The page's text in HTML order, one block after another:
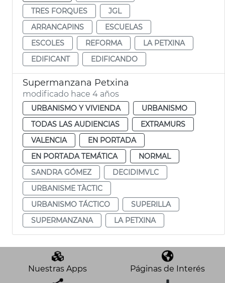
TRES FORQUES
JGL
ARRANCAPINS
ESCUELAS
ESCOLES
REFORMA
LA PETXINA
EDIFICANT
EDIFICANDO
Supermanzana Petxina
modificado hace 4 años
URBANISMO Y VIVIENDA
URBANISMO
TODAS LAS AUDIENCIAS
EXTRAMURS
VALENCIA
EN PORTADA
EN PORTADA TEMÁTICA
NORMAL
SANDRA GÓMEZ
DECIDIMVLC
URBANISME TÀCTIC
URBANISMO TÁCTICO
SUPERILLA
SUPERMANZANA
LA PETXINA
Nuestras Apps Páginas de Interés